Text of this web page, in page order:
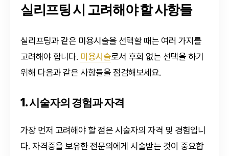
실리프팅 시 고려해야 할 사항들
실리프팅과 같은 미용시술을 선택할 때는 여러 가지를
고려해야 합니다. 미용시술로서 후회 없는 선택을 하기
위해 다음과 같은 사항들을 점검해보세요.
1. 시술자의 경험과 자격
가장 먼저 고려해야 할 점은 시술자의 자격 및 경험입니
다. 자격증을 보유한 전문의에게 시술받는 것이 중요합